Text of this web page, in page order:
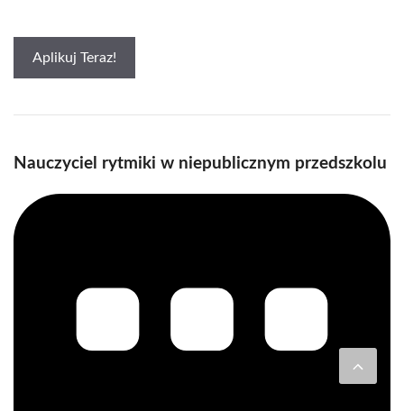
Aplikuj Teraz!
Nauczyciel rytmiki w niepublicznym przedszkolu